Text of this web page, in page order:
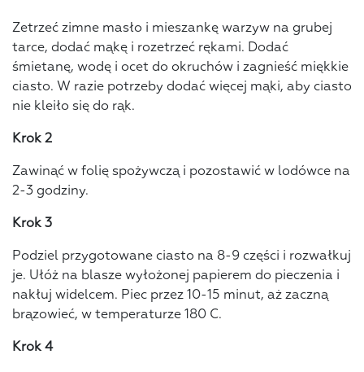
Zetrzeć zimne masło i mieszankę warzyw na grubej
tarce, dodać mąkę i rozetrzeć rękami. Dodać
śmietanę, wodę i ocet do okruchów i zagnieść miękkie
ciasto. W razie potrzeby dodać więcej mąki, aby ciasto
nie kleiło się do rąk.
Krok 2
Zawinąć w folię spożywczą i pozostawić w lodówce na
2-3 godziny.
Krok 3
Podziel przygotowane ciasto na 8-9 części i rozwałkuj
je. Ułóż na blasze wyłożonej papierem do pieczenia i
nakłuj widelcem. Piec przez 10-15 minut, aż zaczną
brązowieć, w temperaturze 180 C.
Krok 4